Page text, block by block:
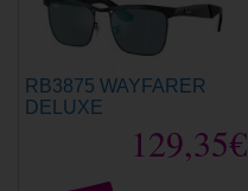
RB3875 WAYFARER
DELUXE
129,35€